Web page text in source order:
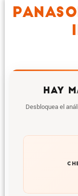
HAY
Desbloquea el
Get to know